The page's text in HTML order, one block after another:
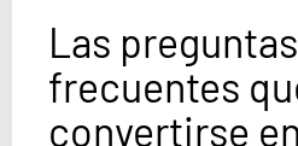
Las preguntas
frecuentes
convertirse